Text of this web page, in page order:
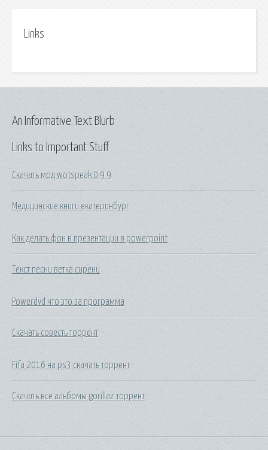
Links
Links to Important Stuff
Скачать мод wotspeak 0 9 9
Медицинские книги екатеринбург
Как делать фон в презентации в powerpoint
Текст песни ветка сирени
Powerdvd что это за программа
Скачать совесть торрент
Fifa 2016 на ps3 скачать торрент
Скачать все альбомы gorillaz торрент
An Informative Text Blurb